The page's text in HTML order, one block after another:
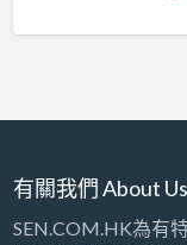
有關我們 About Us
SEN.COM.HK為有